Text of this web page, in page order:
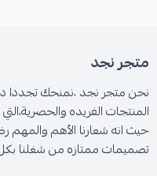
متجر نجد
نحن متجر نجد ،نمنحك تجددا
المنتجات الفريده
حيث انه شعارنا الأهم والمهم
تصميمات ممتازه من شغلنا